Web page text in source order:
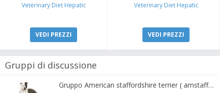
Veterinary Diet Hepatic
VEDI PREZZI
Veterinary Diet Hepatic
VEDI PREZZI
Gruppi di discussione
Gruppo American staffordshire terrier ( amstaff, amastaff )